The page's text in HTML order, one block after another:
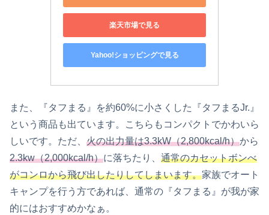
楽天市場で見る
Yahoo!ショッピングで見る
また、『タフまる』を約60%に小さくした『タフまるJr.』
という商品も出ています。こちらもコンパクトでかわいら
しいです。ただ、 火の出力量は3.3kW（2,800kcal/h）から
2.3kw（2,000kcal/h）に落ちたり、 通常のカセットボンべ
がコンロから飛び出したりしてしまいます。家族でオート
キャンプを行う方であれば、通常の『タフまる』が我が家
的にはおすすめかなぁ。